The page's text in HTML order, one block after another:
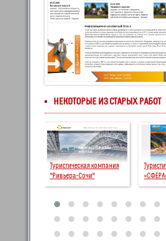
НЕКОТОРЫЕ ИЗ СТАРЫХ РАБОТ
Туристическая компания
"Ривьера-Сочи"